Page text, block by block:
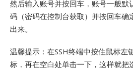
然后输入账号并按回车，账号一般默
码（密码在控制台获取）并按回车确
出来。
温馨提示：在SSH终端中按住鼠标左
标，再在空白处单击一下，这样就把